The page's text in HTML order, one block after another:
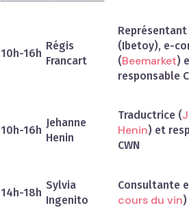
10h-16h
Régis
Francart
(Ibetoy), e-
(Beemarket)
responsable
10h-16h
Jehanne
Henin
Traductrice (
Henin) et
CWN
14h-18h
Sylvia
Ingenito
Consultante
cours du vin)